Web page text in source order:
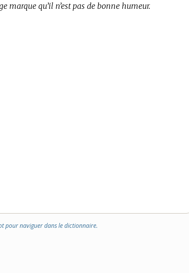
marque qu’il n’est pas de bonne humeur.
pour naviguer dans le dictionnaire.